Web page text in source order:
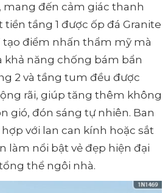
mang đến cảm giác thanh
tiền tầng 1 được ốp đá Granite
tạo điểm nhấn thẩm mỹ mà
khả năng chống bám bẩn
2 và tầng tum đều được
rãi, giúp tăng thêm không
gió, đón sáng tự nhiên. Ban
với lan can kính hoặc sắt
làm nổi bật vẻ đẹp hiện đại
thể ngôi nhà.